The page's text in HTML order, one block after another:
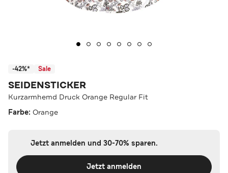
-42%* Sale
SEIDENSTICKER
Kurzarmhemd Druck Orange Regular Fit
Farbe: Orange
Jetzt anmelden und 30-70% sparen.
Jetzt anmelden